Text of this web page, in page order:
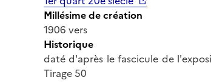
Millésime de création
1906 vers
Historique
daté d'après le fascicule de
Tirage 50